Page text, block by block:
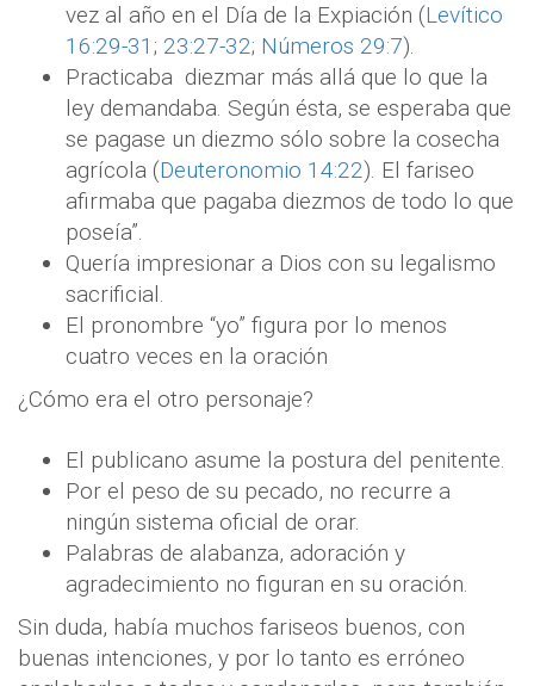
vez al año en el Día de la Expiación (Levítico
16:29-31 ; 23:27-32; Números 29:7).
Practicaba diezmar más allá que lo que la
ley demandaba. Según ésta, se esperaba que
se pagase un diezmo sólo sobre la cosecha
agrícola (Deuteronomio 14:22). El fariseo
afirmaba que pagaba diezmos de todo lo que
poseía”.
Quería impresionar a Dios con su legalismo
sacrificial.
El pronombre “yo” figura por lo menos
cuatro veces en la oración
¿Cómo era el otro personaje?
El publicano asume la postura del penitente.
Por el peso de su pecado, no recurre a
ningún sistema oficial de orar.
Palabras de alabanza, adoración y
agradecimiento no figuran en su oración.
Sin duda, había muchos fariseos buenos, con
buenas intenciones, y por lo tanto es erróneo